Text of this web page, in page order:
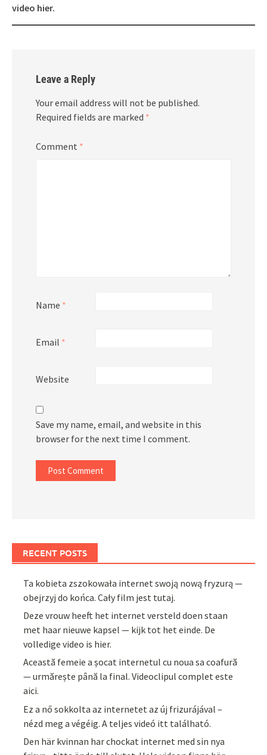
video hier.
Leave a Reply
Your email address will not be published.
Required fields are marked *
Comment *
Name *
Email *
Website
Save my name, email, and website in this
browser for the next time I comment.
RECENT POSTS
Ta kobieta zszokowała internet swoją nową fryzurą —
obejrzyj do końca. Cały film jest tutaj.
Deze vrouw heeft het internet versteld doen staan
met haar nieuwe kapsel — kijk tot het einde. De
volledige video is hier.
Această femeie a șocat internetul cu noua sa coafură
— urmărește până la final. Videoclipul complet este
aici.
Ez a nő sokkolta az internetet az új frizurájával –
nézd meg a végéig. A teljes videó itt található.
Den här kvinnan har chockat internet med sin nya